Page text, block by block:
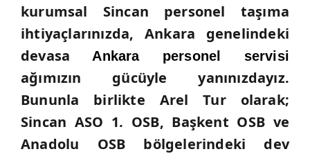
kurumsal Sincan personel taşıma
ihtiyaçlarınızda, Ankara genelindeki
devasaAnkara personel servisi
ağımızın gücüyle yanınızdayız.
Bununla birlikte Arel Tur olarak;
Sincan ASO 1. OSB, Başkent OSB ve
Anadolu OSB bölgelerindeki dev